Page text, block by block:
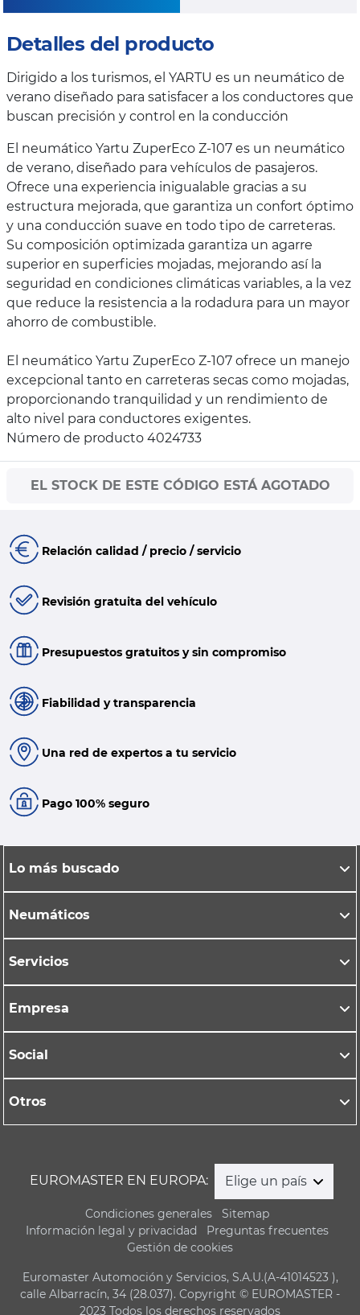
Detalles del producto
Dirigido a los turismos, el YARTU es un neumático de
verano diseñado para satisfacer a los conductores que
buscan precisión y control en la conducción
El neumático Yartu ZuperEco Z-107 es un neumático
de verano, diseñado para vehículos de pasajeros.
Ofrece una experiencia inigualable gracias a su
estructura mejorada, que garantiza un confort óptimo
y una conducción suave en todo tipo de carreteras.
Su composición optimizada garantiza un agarre
superior en superficies mojadas, mejorando así la
seguridad en condiciones climáticas variables, a la vez
que reduce la resistencia a la rodadura para un mayor
ahorro de combustible.
El neumático Yartu ZuperEco Z-107 ofrece un manejo
excepcional tanto en carreteras secas como mojadas,
proporcionando tranquilidad y un rendimiento de
alto nivel para conductores exigentes.
Número de producto 4024733
EL STOCK DE ESTE CÓDIGO ESTÁ AGOTADO
Relación calidad / precio / servicio
Revisión gratuita del vehículo
Presupuestos gratuitos y sin compromiso
Fiabilidad y transparencia
Una red de expertos a tu servicio
Pago 100% seguro
Lo más buscado
Neumáticos
Servicios
Empresa
Social
Otros
EUROMASTER EN EUROPA: Elige un país
Condiciones generales
Sitemap
Información legal y privacidad
Preguntas frecuentes
Gestión de cookies
Euromaster Automoción y Servicios, S.A.U.(A-41014523 ),
calle Albarracín, 34 (28.037). Copyright © EUROMASTER -
2023 Todos los derechos reservados